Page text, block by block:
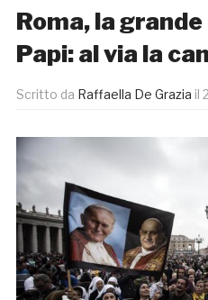
Roma, la
Papi: al via la
Scritto da Raffaella De Grazia il